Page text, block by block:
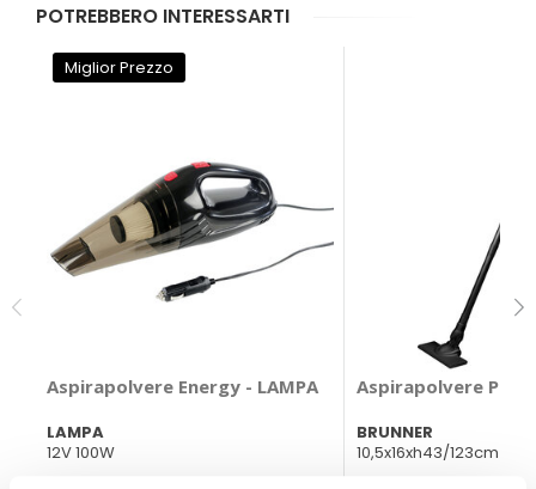
POTREBBERO INTERESSARTI
Miglior Prezzo
Aspirapolvere Energy - LAMPA
LAMPA
12V 100W
Aspirapolvere
BRUNNER
10,5x16xh43/123cm